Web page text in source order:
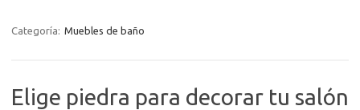
Categoría: Muebles de baño
Elige piedra para decorar tu salón